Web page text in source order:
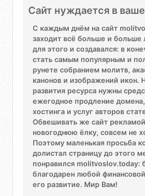
Сайт нуждается в
С каждым днём на сайт
заходит всё больше и
для этого и создавался: в
стать самым популярным и
рунете собранием молитв,
канонов и изображений икон.
развития ресурса нужны
ежегодное продление
хостинга и услуг авторов
Обвешивать же сайт
новогоднюю ёлку, совсем не
Поэтому маленькая просьба
долистал страницу до этого
понравился molitvoslov.today:
благодарен любой
его развитие. Мир Вам!